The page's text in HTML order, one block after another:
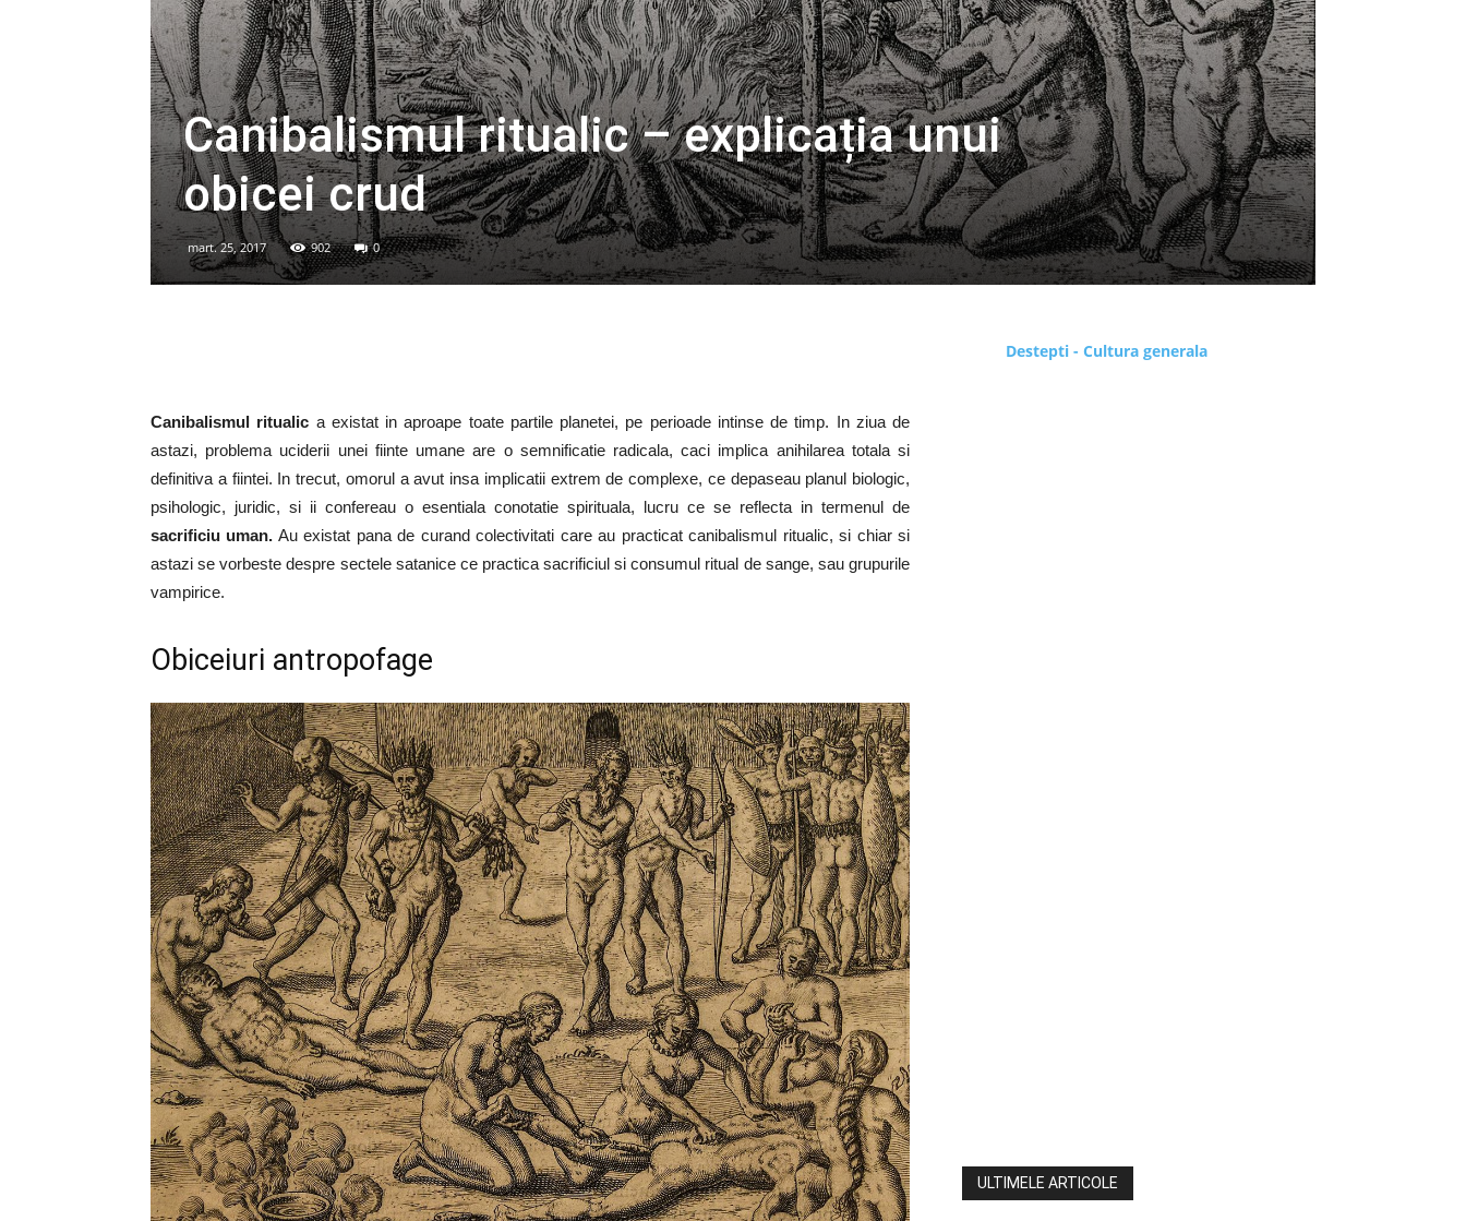
Canibalismul ritualic – explicația unui
obicei crud
mart. 25, 2017 902 0
Canibalismul ritualic a existat in aproape toate partile planetei, pe perioade intinse de timp. In ziua de
astazi, problema uciderii unei fiinte umane are o semnificatie radicala, caci implica anihilarea totala si
definitiva a fiintei. In trecut, omorul a avut insa implicatii extrem de complexe, ce depaseau planul biologic,
psihologic, juridic, si ii confereau o esentiala conotatie spirituala, lucru ce se reflecta in termenul de
sacrificiu uman. Au existat pana de curand colectivitati care au practicat canibalismul ritualic, si chiar si
astazi se vorbeste despre sectele satanice ce practica sacrificiul si consumul ritual de sange, sau grupurile
vampirice.
Obiceiuri antropofage
Destepti - Cultura generala
ULTIMELE ARTICOLE